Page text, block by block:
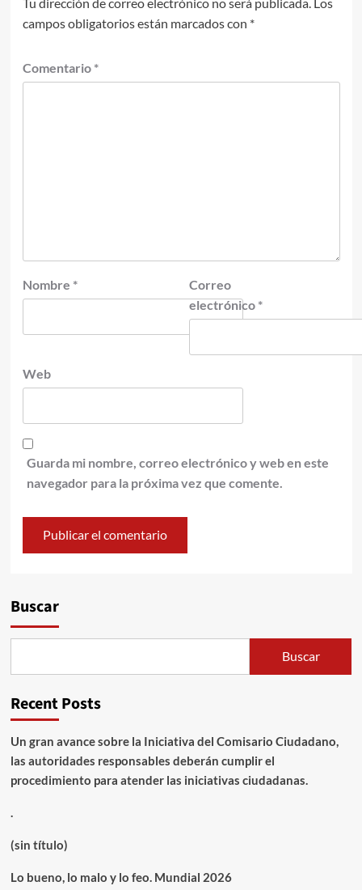
campos obligatorios están marcados con *
Comentario *
Nombre *
Correo
electrónico *
Web
Guarda mi nombre, correo electrónico y web en este
navegador para la próxima vez que comente.
Buscar
Buscar
Recent Posts
Un gran avance sobre la Iniciativa del Comisario Ciudadano,
las autoridades responsables deberán cumplir el
procedimiento para atender las iniciativas ciudadanas.
(sin título)
Lo bueno, lo malo y lo feo. Mundial 2026